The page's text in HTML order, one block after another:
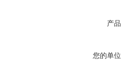
产
您的单